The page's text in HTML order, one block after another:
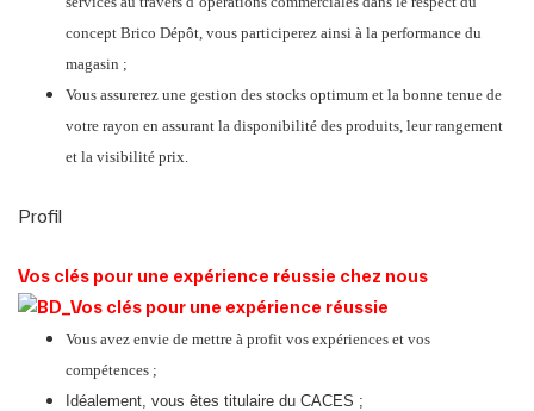
concept Brico Dépôt, vous participerez ainsi à la performance du
magasin ;
Vous assurerez une gestion des stocks optimum et la bonne tenue de
votre rayon en assurant la disponibilité des produits, leur rangement
et la visibilité prix.
Profil
Vos clés pour une expérience réussie chez nous
Vous avez envie de mettre à profit vos expériences et vos
compétences ;
Idéalement, vous êtes titulaire du CACES ;